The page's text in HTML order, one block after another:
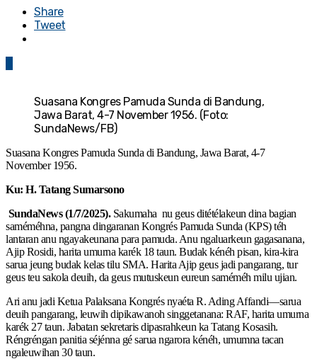
Share
Tweet
Suasana Kongres Pamuda Sunda di Bandung,
Jawa Barat, 4-7 November 1956. (Foto:
SundaNews/FB)
Suasana Kongres Pamuda Sunda di Bandung, Jawa Barat, 4-7
November 1956.
Ku: H.Tatang Sumarsono
SundaNews (1/7/2025).Sakumaha nu geus ditétélakeun dina bagian
saméméhna, pangna dingaranan Kongrés Pamuda Sunda (KPS) téh
lantaran anu ngayakeunana para pamuda. Anu ngaluarkeun gagasanana,
Ajip Rosidi, harita umurna karék 18 taun. Budak kénéh pisan, kira-kira
sarua jeung budak kelas tilu SMA. Harita Ajip geus jadi pangarang, tur
geus teu sakola deuih, da geus mutuskeun eureun saméméh milu ujian.
Ari anu jadi Ketua Palaksana Kongrés nyaéta R. Ading Affandi—sarua
deuih pangarang, leuwih dipikawanoh singgetanana: RAF, harita umurna
karék 27 taun. Jabatan sekretaris dipasrahkeun ka Tatang Kosasih.
Réngréngan panitia séjénna gé sarua ngarora kénéh, umumna tacan
ngaleuwihan 30 taun.